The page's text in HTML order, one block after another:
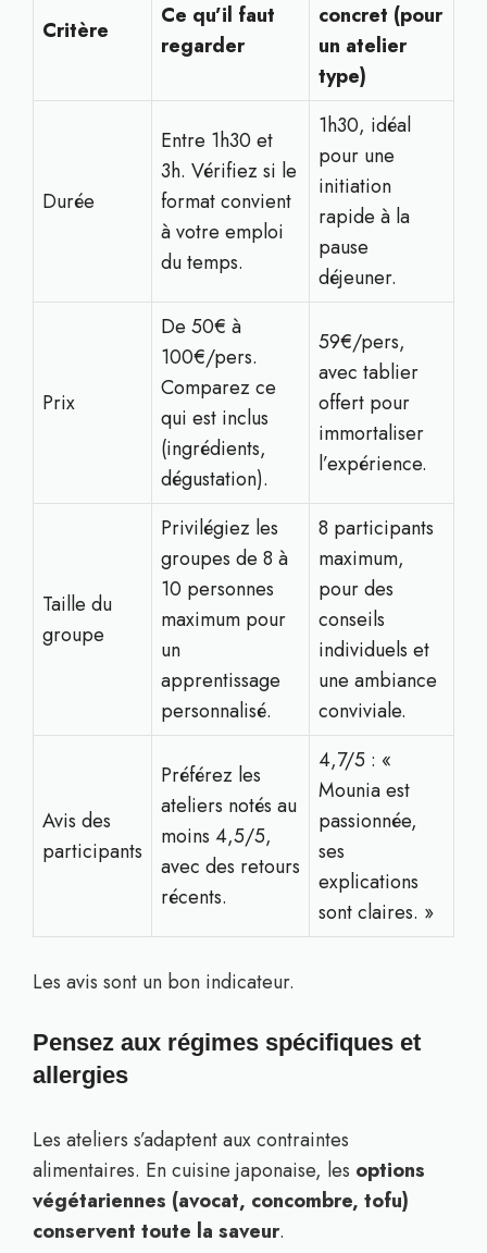
Critère
Ce qu’il faut
regarder
concret (pour
un atelier
type)
Durée
Entre 1h30 et
3h. Vérifiez si le
format convient
à votre emploi
du temps.
1h30, idéal
pour une
initiation
rapide à la
pause
déjeuner.
Prix
De 50€ à
100€/pers.
Comparez ce
qui est inclus
(ingrédients,
dégustation).
59€/pers,
avec tablier
offert pour
immortaliser
l’expérience.
Taille du
groupe
Privilégiez les
groupes de 8 à
10 personnes
maximum pour
un
apprentissage
personnalisé.
8 participants
maximum,
pour des
conseils
individuels et
une ambiance
conviviale.
Avis des
participants
Préférez les
ateliers notés au
moins 4,5/5,
avec des retours
récents.
4,7/5 : «
Mounia est
passionnée,
ses
explications
sont claires. »
Les avis sont un bon indicateur.
Pensez aux régimes spécifiques et
allergies
Les ateliers s’adaptent aux contraintes
alimentaires. En cuisine japonaise, les options
végétariennes (avocat, concombre, tofu)
conservent toute la saveur.